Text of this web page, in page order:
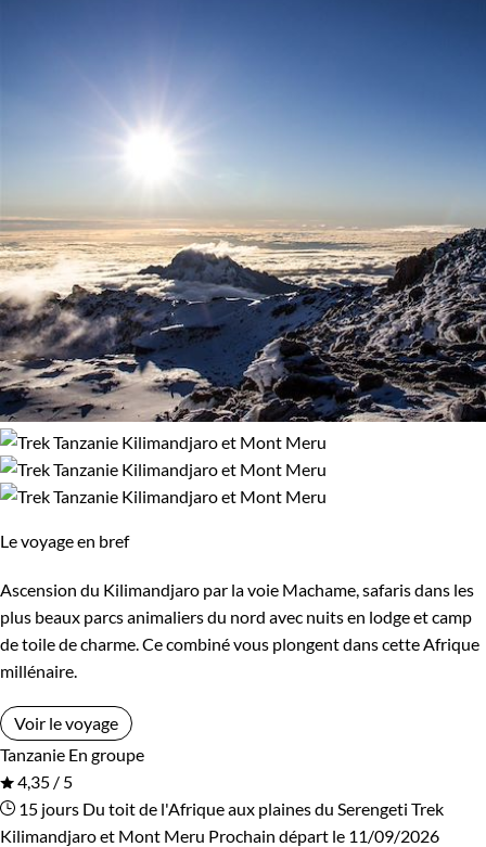
Le voyage en bref
Ascension du Kilimandjaro par la voie Machame, safaris dans les
plus beaux parcs animaliers du nord avec nuits en lodge et camp
de toile de charme. Ce combiné vous plongent dans cette Afrique
millénaire.
Voir le voyage
Tanzanie En groupe
4,35 / 5
15 jours Du toit de l'Afrique aux plaines du Serengeti Trek
Kilimandjaro et Mont Meru Prochain départ le 11/09/2026